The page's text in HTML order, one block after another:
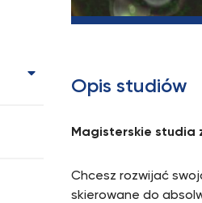
Opis studiów
Magisterskie studia
Chcesz rozwijać
skierowane do